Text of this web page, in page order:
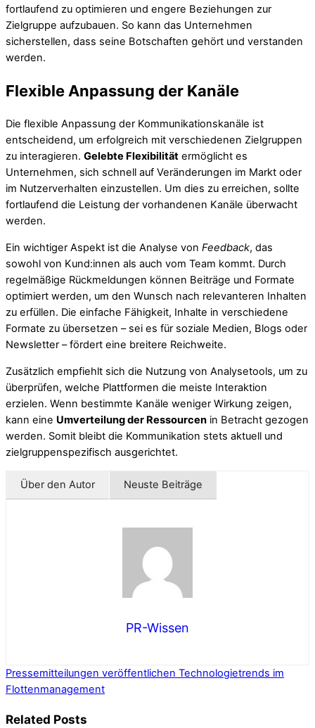
fortlaufend zu optimieren und engere Beziehungen zur
Zielgruppe aufzubauen. So kann das Unternehmen
sicherstellen, dass seine Botschaften gehört und verstanden
werden.
Flexible Anpassung der Kanäle
Die flexible Anpassung der Kommunikationskanäle ist
entscheidend, um erfolgreich mit verschiedenen Zielgruppen
zu interagieren. Gelebte Flexibilität ermöglicht es
Unternehmen, sich schnell auf Veränderungen im Markt oder
im Nutzerverhalten einzustellen. Um dies zu erreichen, sollte
fortlaufend die Leistung der vorhandenen Kanäle überwacht
werden.
Ein wichtiger Aspekt ist die Analyse von Feedback, das
sowohl von Kund:innen als auch vom Team kommt. Durch
regelmäßige Rückmeldungen können Beiträge und Formate
optimiert werden, um den Wunsch nach relevanteren Inhalten
zu erfüllen. Die einfache Fähigkeit, Inhalte in verschiedene
Formate zu übersetzen – sei es für soziale Medien, Blogs oder
Newsletter – fördert eine breitere Reichweite.
Zusätzlich empfiehlt sich die Nutzung von Analysetools, um zu
überprüfen, welche Plattformen die meiste Interaktion
erzielen. Wenn bestimmte Kanäle weniger Wirkung zeigen,
kann eine Umverteilung der Ressourcen in Betracht gezogen
werden. Somit bleibt die Kommunikation stets aktuell und
zielgruppenspezifisch ausgerichtet.
Über den Autor Neuste Beiträge
PR-Wissen
Pressemitteilungen veröffentlichen Technologietrends im
Flottenmanagement
Related Posts